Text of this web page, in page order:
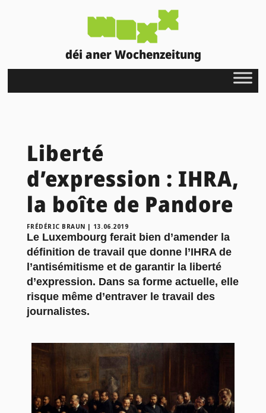
déi aner Wochenzeitung
Liberté
d’expression : IHRA,
la boîte de Pandore
FRÉDÉRIC BRAUN | 13.06.2019
Le Luxembourg ferait bien d’amender la
définition de travail que donne l’IHRA de
l’antisémitisme et de garantir la liberté
d’expression. Dans sa forme actuelle, elle
risque même d’entraver le travail des
journalistes.